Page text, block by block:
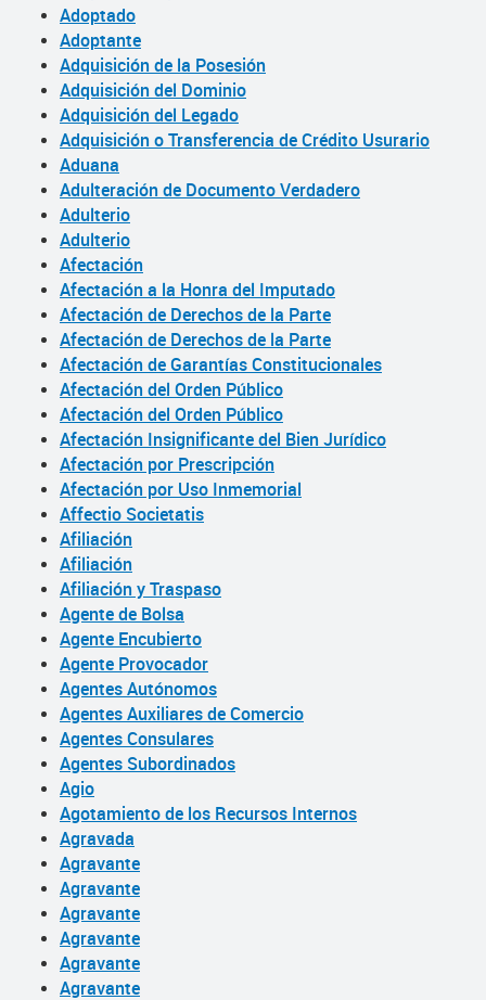
Adoptado
Adoptante
Adquisición de la Posesión
Adquisición del Dominio
Adquisición del Legado
Adquisición o Transferencia de Crédito Usurario
Aduana
Adulteración de Documento Verdadero
Adulterio
Adulterio
Afectación
Afectación a la Honra del Imputado
Afectación de Derechos de la Parte
Afectación de Derechos de la Parte
Afectación de Garantías Constitucionales
Afectación del Orden Público
Afectación del Orden Público
Afectación Insignificante del Bien Jurídico
Afectación por Prescripción
Afectación por Uso Inmemorial
Affectio Societatis
Afiliación
Afiliación
Afiliación y Traspaso
Agente de Bolsa
Agente Encubierto
Agente Provocador
Agentes Autónomos
Agentes Auxiliares de Comercio
Agentes Consulares
Agentes Subordinados
Agio
Agotamiento de los Recursos Internos
Agravada
Agravante
Agravante
Agravante
Agravante
Agravante
Agravante